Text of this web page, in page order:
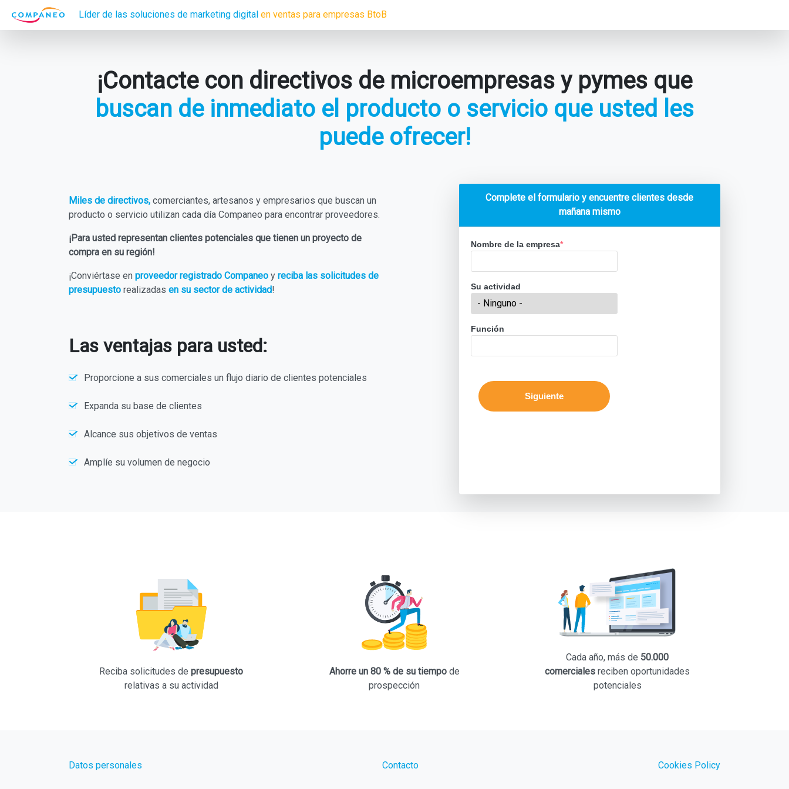
Líder de las soluciones de marketing digital en ventas para empresas BtoB
¡Contacte con directivos de microempresas y pymes que
buscan de inmediato el producto o servicio que usted les
puede ofrecer!
Miles de directivos, comerciantes, artesanos y empresarios que buscan un
producto o servicio utilizan cada día Companeo para encontrar proveedores.
¡Para usted representan clientes potenciales que tienen un proyecto de
compra en su región!
¡Conviértase en proveedor registrado Companeo y reciba las solicitudes de
presupuesto realizadas en su sector de actividad!
Las ventajas para usted:
Proporcione a sus comerciales un flujo diario de clientes potenciales
Expanda su base de clientes
Alcance sus objetivos de ventas
Amplíe su volumen de negocio
Complete el formulario y encuentre clientes desde
mañana mismo
Nombre de la empresa*
Su actividad
Función
Siguiente
Reciba solicitudes depresupuesto
relativas a su actividad
Ahorre un 80 % de su tiempode
prospección
Cada año, más de 50.000
comerciales reciben oportunidades
potenciales
Datos personales Contacto Cookies Policy